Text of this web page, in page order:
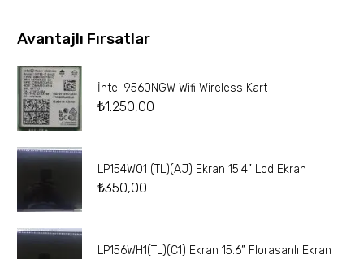
Avantajlı Fırsatlar
İntel 9560NGW Wifi Wireless Kart
₺1.250,00
LP154W01 (TL)(AJ) Ekran 15.4” Lcd Ekran
₺350,00
LP156WH1(TL)(C1) Ekran 15.6” Florasanlı Ekran